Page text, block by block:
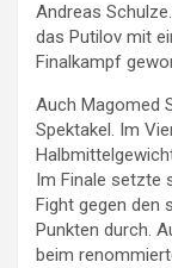
Andreas
das Putilov mit
Finalkampf
Auch Magomed
Spektakel. Im
Im Finale setzte
Fight gegen den
Punkten durch.
beim